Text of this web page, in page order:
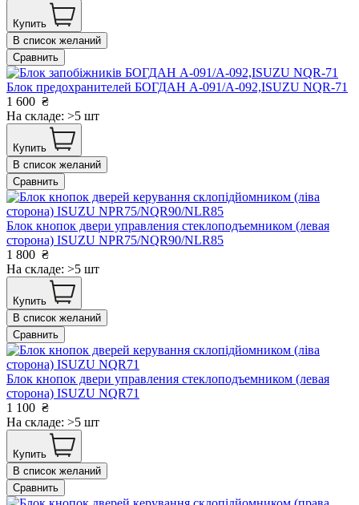
Купить
В список желаний
Сравнить
Блок предохранителей БОГДАН А-091/А-092,ISUZU NQR-71
1 600 ₴
На складе: >5 шт
Купить
В список желаний
Сравнить
Блок кнопок двери управления стеклоподъемником (левая
сторона) ISUZU NPR75/NQR90/NLR85
1 800 ₴
На складе: >5 шт
Купить
В список желаний
Сравнить
Блок кнопок двери управления стеклоподъемником (левая
сторона) ISUZU NQR71
1 100 ₴
На складе: >5 шт
Купить
В список желаний
Сравнить